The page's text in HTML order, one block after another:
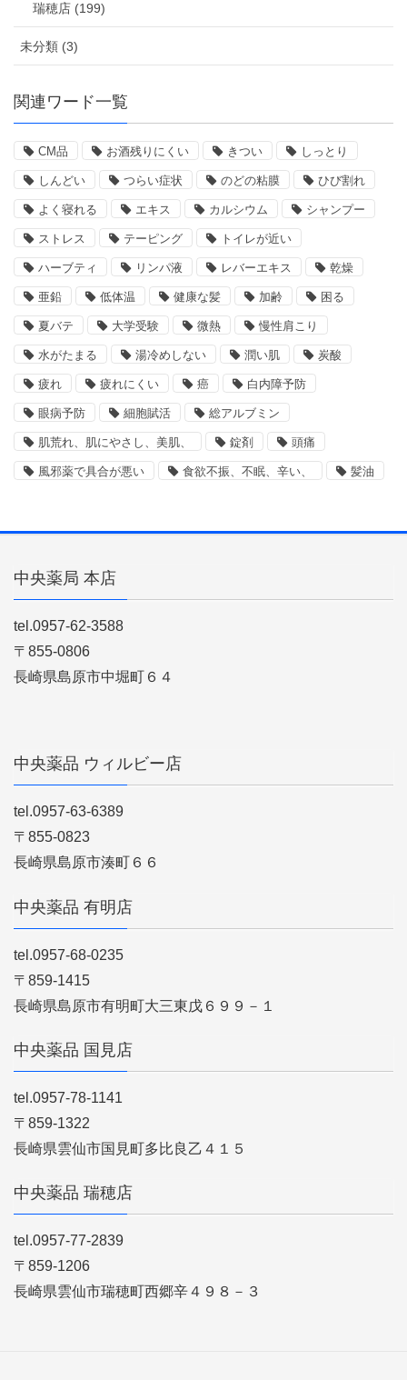
瑞穂店 (199)
未分類 (3)
関連ワード一覧
CM品 お酒残りにくい きつい しっとり
しんどい つらい症状 のどの粘膜 ひび割れ
よく寝れる エキス カルシウム シャンプー
ストレス テーピング トイレが近い
ハーブティ リンパ液 レバーエキス 乾燥
亜鉛 低体温 健康な髪 加齢 困る
夏バテ 大学受験 微熱 慢性肩こり
水がたまる 湯冷めしない 潤い肌 炭酸
疲れ 疲れにくい 癌 白内障予防
眼病予防 細胞賦活 総アルブミン
肌荒れ、肌にやさし、美肌、 錠剤 頭痛
風邪薬で具合が悪い 食欲不振、不眠、辛い、 髪油
中央薬局 本店
tel.0957-62-3588
〒855-0806
長崎県島原市中堀町６４
中央薬品 ウィルビー店
tel.0957-63-6389
〒855-0823
長崎県島原市湊町６６
中央薬品 有明店
tel.0957-68-0235
〒859-1415
長崎県島原市有明町大三東戊６９９－１
中央薬品 国見店
tel.0957-78-1141
〒859-1322
長崎県雲仙市国見町多比良乙４１５
中央薬品 瑞穂店
tel.0957-77-2839
〒859-1206
長崎県雲仙市瑞穂町西郷辛４９８－３